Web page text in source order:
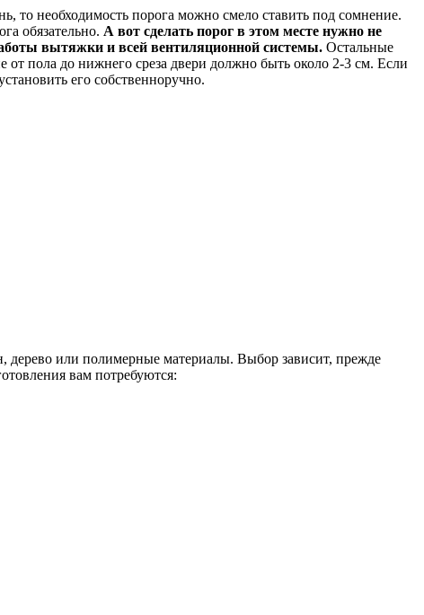
то необходимость порога можно смело ставить под сомнение.
обязательно. А вот сделать порог в этом месте нужно не
вытяжки и всей вентиляционной системы. Остальные
пола до нижнего среза двери должно быть около 2-3 см. Если
его собственноручно.
дерево или полимерные материалы. Выбор зависит, прежде
вам потребуются: